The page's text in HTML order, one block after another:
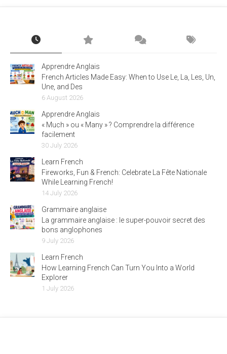
Apprendre Anglais
French Articles Made Easy: When to Use Le, La, Les, Un,
Une, and Des
6 August 2026
Apprendre Anglais
« Much » ou « Many » ? Comprendre la différence
facilement
30 July 2026
Learn French
Fireworks, Fun & French: Celebrate La Fête Nationale
While Learning French!
14 July 2026
Grammaire anglaise
La grammaire anglaise : le super-pouvoir secret des
bons anglophones
9 July 2026
Learn French
How Learning French Can Turn You Into a World
Explorer
1 July 2026